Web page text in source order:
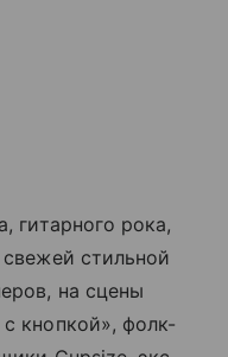
гитарного рока,
стильной
на сцены
кнопкой», фолк-